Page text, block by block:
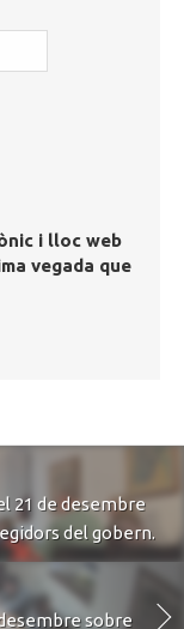
i lloc web
vegada que
21 de desembre
del gobern.
sobre